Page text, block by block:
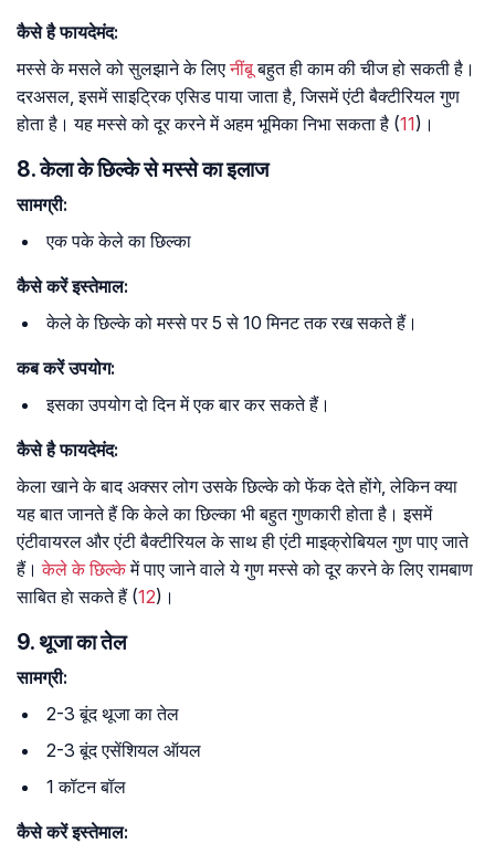
कैसे है फायदेमंद:
मस्से के मसले को सुलझाने के लिएनींबूबहुत ही काम की चीज हो सकती है।
दरअसल, इसमें साइट्रिक एसिड पाया जाता है, जिसमें एंटी बैक्टीरियल गुण
होता है। यह मस्से को दूर करने में अहम भूमिका निभा सकता है (11)।
8. केला के छिल्के से मस्से का इलाज
सामग्री:
एक पके केले का छिल्का
कैसे करें इस्तेमाल:
केले के छिल्के को मस्से पर 5 से 10 मिनट तक रख सकते हैं।
कब करें उपयोग:
इसका उपयोग दो दिन में एक बार कर सकते हैं।
कैसे है फायदेमंद:
केला खाने के बाद अक्सर लोग उसके छिल्के को फेंक देते होंगे, लेकिन क्या
यह बात जानते हैं कि केले का छिल्का भी बहुत गुणकारी होता है। इसमें
एंटीवायरल और एंटी बैक्टीरियल के साथ ही एंटी माइक्रोबियल गुण पाए जाते
हैं।केले के छिल्केमें पाए जाने वाले ये गुण मस्से को दूर करने के लिए रामबाण
साबित हाे सकते हैं (12)।
9. थूजा का तेल
सामग्री:
2-3 बूंद थूजा का तेल
2-3 बूंद एसेंशियल ऑयल
1 कॉटन बॉल
कैसे करें इस्तेमाल: